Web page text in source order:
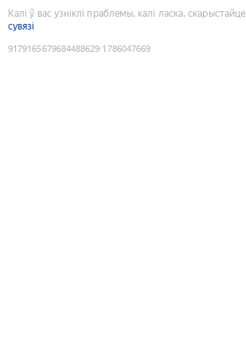
Калі ў вас узніклі праблемы, калі ласка, скарыстайце
сувязі
9179165679684488629:1786047669